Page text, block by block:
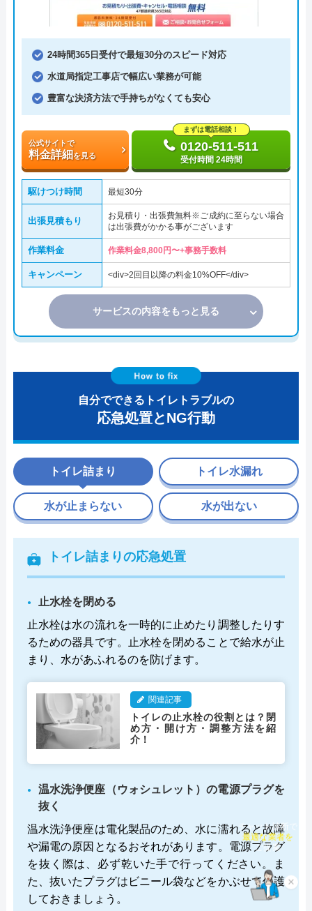
24時間365日受付で最短30分のスピード対応
水道局指定工事店で幅広い業務が可能
豊富な決済方法で手持ちがなくても安心
公式サイトで
料金詳細を見る
まずは電話相談！
0120-511-511
受付時間 24時間
駆けつけ時間 最短30分
出張見積もり
お見積り・出張費無料※ご成約に至らない場合
は出張費がかかる事がございます
作業料金 作業料金8,800円〜+事務手数料
キャンペーン <div>2回目以降の料金10%OFF</div>
サービスの内容をもっと見る
自分でできるトイレトラブルの
応急処置とNG行動
トイレ詰まり
トイレ詰まりの応急処置
止水栓を閉める
止水栓は水の流れを一時的に止めたり調整したりす
るための器具です。止水栓を閉めることで給水が止
まり、水があふれるのを防げます。
関連記事
トイレの止水栓の役割とは？閉
め方・開け方・調整方法を紹
介！
温水洗浄便座（ウォシュレット）の電源プラグを
抜く
温水洗浄便座は電化製品のため、水に濡れると故障
や漏電の原因となるおそれがあります。電源プラグ
を抜く際は、必ず乾いた手で行ってください。ま
た、抜いたプラグはビニール袋などをかぶせて保護
しておきましょう。
トイレ水漏れ
水が止まらない 水が出ない
×
チャット診断で
最適な業者を
ご提案